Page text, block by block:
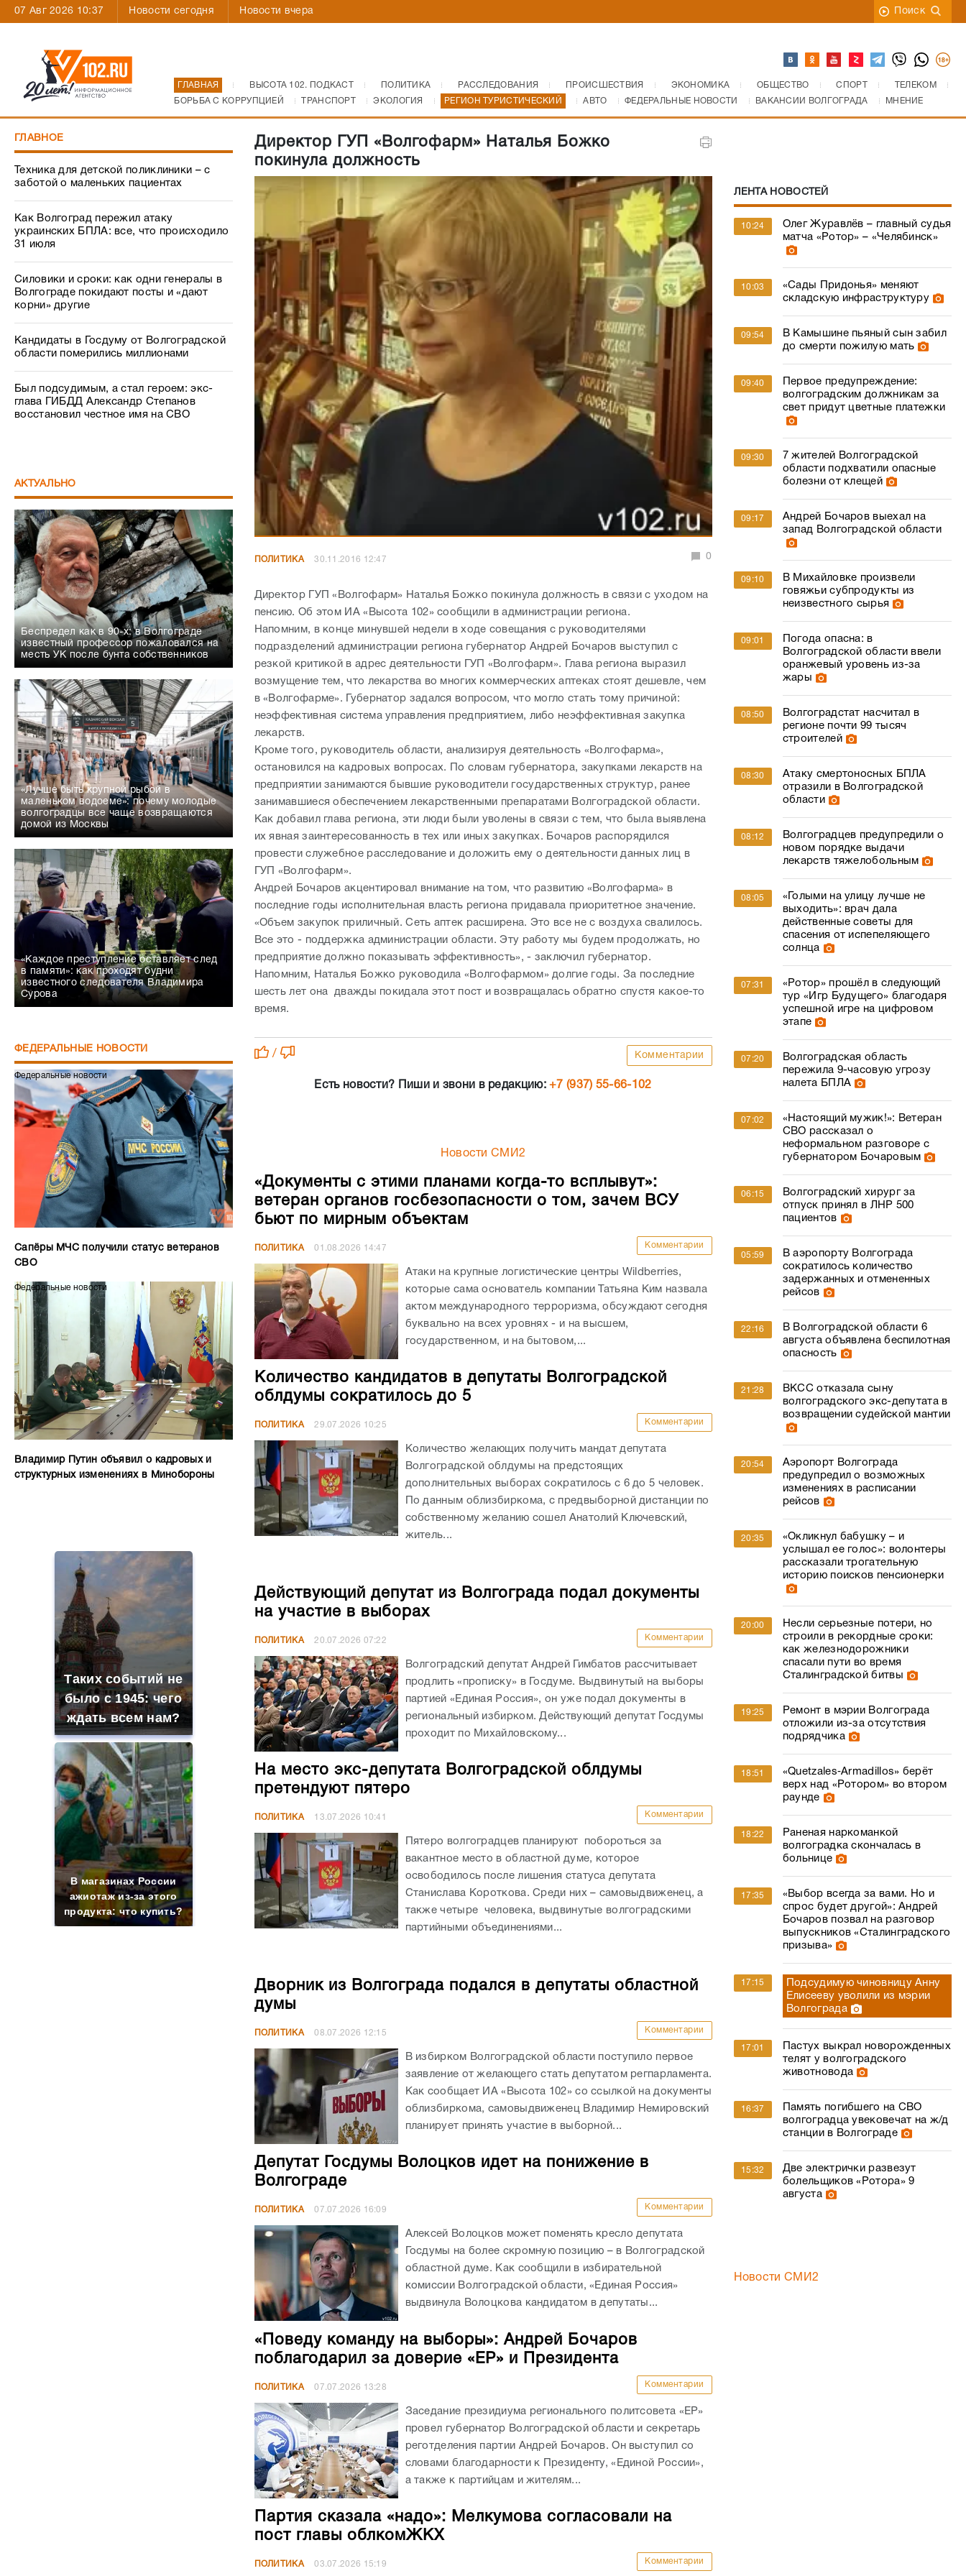
07 Авг 2026 10:37 Новости сегодня Новости вчера Поиск
ГЛАВНАЯ ВЫСОТА 102. ПОДКАСТ ПОЛИТИКА РАССЛЕДОВАНИЯ ПРОИСШЕСТВИЯ ЭКОНОМИКА ОБЩЕСТВО СПОРТ
ТЕЛЕКОМ
БОРЬБА С КОРРУПЦИЕЙ
ТРАНСПОРТ ЭКОЛОГИЯ РЕГИОН ТУРИСТИЧЕСКИЙ АВТО ФЕДЕРАЛЬНЫЕ НОВОСТИ ВАКАНСИИ ВОЛГОГРАДА МНЕНИЕ
ГЛАВНОЕ
Техника для детской поликлиники – с
заботой о маленьких пациентах
Как Волгоград пережил атаку
украинских БПЛА: все, что происходило
31 июля
Силовики и сроки: как одни генералы в
Волгограде покидают посты и «дают
корни» другие
Кандидаты в Госдуму от Волгоградской
области померились миллионами
Был подсудимым, а стал героем: экс-
глава ГИБДД Александр Степанов
восстановил честное имя на СВО
АКТУАЛЬНО
Беспредел как в 90-х: в Волгограде
известный профессор пожаловался на
месть УК после бунта собственников
«Лучше быть крупной рыбой в
маленьком водоеме»: почему молодые
волгоградцы все чаще возвращаются
домой из Москвы
«Каждое преступление оставляет след
в памяти»: как проходят будни
известного следователя Владимира
Сурова
ФЕДЕРАЛЬНЫЕ НОВОСТИ
Федеральные новости
Сапёры МЧС получили статус ветеранов
СВО
Федеральные новости
Владимир Путин объявил о кадровых и
структурных изменениях в Минобороны
Таких событий не
было с 1945: чего
ждать всем нам?
В магазинах России
ажиотаж из-за этого
продукта: что купить?
Директор ГУП «Волгофарм» Наталья Божко
покинула должность
ПОЛИТИКА 30.11.2016 12:47 0
Директор ГУП «Волгофарм» Наталья Божко покинула должность в связи с уходом на
пенсию. Об этом ИА «Высота 102» сообщили в администрации региона.
Напомним, в конце минувшей недели в ходе совещания с руководителями
подразделений администрации региона губернатор Андрей Бочаров выступил с
резкой критикой в адрес деятельности ГУП «Волгофарм». Глава региона выразил
возмущение тем, что лекарства во многих коммерческих аптеках стоят дешевле, чем
в «Волгофарме». Губернатор задался вопросом, что могло стать тому причиной:
неэффективная система управления предприятием, либо неэффективная закупка
лекарств.
Кроме того, руководитель области, анализируя деятельность «Волгофарма»,
остановился на кадровых вопросах. По словам губернатора, закупками лекарств на
предприятии занимаются бывшие руководители государственных структур, ранее
занимавшиеся обеспечением лекарственными препаратами Волгоградской области.
Как добавил глава региона, эти люди были уволены в связи с тем, что была выявлена
их явная заинтересованность в тех или иных закупках. Бочаров распорядился
провести служебное расследование и доложить ему о деятельности данных лиц в
ГУП «Волгофарм».
Андрей Бочаров акцентировал внимание на том, что развитию «Волгофарма» в
последние годы исполнительная власть региона придавала приоритетное значение.
«Объем закупок приличный. Сеть аптек расширена. Это все не с воздуха свалилось.
Все это - поддержка администрации области. Эту работу мы будем продолжать, но
предприятие должно показывать эффективность», - заключил губернатор.
Напомним, Наталья Божко руководила «Волгофармом» долгие годы. За последние
шесть лет она дважды покидала этот пост и возвращалась обратно спустя какое-то
время.
/ Комментарии
Есть новости? Пиши и звони в редакцию:+7 (937) 55-66-102
Новости СМИ2
«Документы с этими планами когда-то всплывут»:
ветеран органов госбезопасности о том, зачем ВСУ
бьют по мирным объектам
ПОЛИТИКА 01.08.2026 14:47 Комментарии
Атаки на крупные логистические центры Wildberries,
которые сама основатель компании Татьяна Ким назвала
актом международного терроризма, обсуждают сегодня
буквально на всех уровнях - и на высшем,
государственном, и на бытовом,...
Количество кандидатов в депутаты Волгоградской
облдумы сократилось до 5
ПОЛИТИКА 29.07.2026 10:25 Комментарии
Количество желающих получить мандат депутата
Волгоградской облдумы на предстоящих
дополнительных выборах сократилось с 6 до 5 человек.
По данным облизбиркома, с предвыборной дистанции по
собственному желанию сошел Анатолий Ключевский,
житель...
Действующий депутат из Волгограда подал документы
на участие в выборах
ПОЛИТИКА 20.07.2026 07:22 Комментарии
Волгоградский депутат Андрей Гимбатов рассчитывает
продлить «прописку» в Госдуме. Выдвинутый на выборы
партией «Единая Россия», он уже подал документы в
региональный избирком. Действующий депутат Госдумы
проходит по Михайловскому...
На место экс-депутата Волгоградской облдумы
претендуют пятеро
ПОЛИТИКА 13.07.2026 10:41 Комментарии
Пятеро волгоградцев планируют побороться за
вакантное место в областной думе, которое
освободилось после лишения статуса депутата
Станислава Короткова. Среди них – самовыдвиженец, а
также четыре человека, выдвинутые волгоградскими
партийными объединениями...
Дворник из Волгограда подался в депутаты областной
думы
ПОЛИТИКА 08.07.2026 12:15 Комментарии
В избирком Волгоградской области поступило первое
заявление от желающего стать депутатом регпарламента.
Как сообщает ИА «Высота 102» со ссылкой на документы
облизбиркома, самовыдвиженец Владимир Немировский
планирует принять участие в выборной...
Депутат Госдумы Волоцков идет на понижение в
Волгограде
ПОЛИТИКА 07.07.2026 16:09 Комментарии
Алексей Волоцков может поменять кресло депутата
Госдумы на более скромную позицию – в Волгоградской
областной думе. Как сообщили в избирательной
комиссии Волгоградской области, «Единая Россия»
выдвинула Волоцкова кандидатом в депутаты...
«Поведу команду на выборы»: Андрей Бочаров
поблагодарил за доверие «ЕР» и Президента
ПОЛИТИКА 07.07.2026 13:28 Комментарии
Заседание президиума регионального политсовета «ЕР»
провел губернатор Волгоградской области и секретарь
реготделения партии Андрей Бочаров. Он выступил со
словами благодарности к Президенту, «Единой России»,
а также к партийцам и жителям...
Партия сказала «надо»: Мелкумова согласовали на
пост главы облкомЖКХ
ПОЛИТИКА 03.07.2026 15:19 Комментарии
ЛЕНТА НОВОСТЕЙ
10:24
Олег Журавлёв – главный судья
матча «Ротор» – «Челябинск»
10:03
«Сады Придонья» меняют
складскую инфраструктуру
09:54
В Камышине пьяный сын забил
до смерти пожилую мать
09:40
Первое предупреждение:
волгоградским должникам за
свет придут цветные платежки
09:30
7 жителей Волгоградской
области подхватили опасные
болезни от клещей
09:17
Андрей Бочаров выехал на
запад Волгоградской области
09:10
В Михайловке произвели
говяжьи субпродукты из
неизвестного сырья
09:01
Погода опасна: в
Волгоградской области ввели
оранжевый уровень из-за
жары
08:50
Волгоградстат насчитал в
регионе почти 99 тысяч
строителей
08:30
Атаку смертоносных БПЛА
отразили в Волгоградской
области
08:12
Волгоградцев предупредили о
новом порядке выдачи
лекарств тяжелобольным
08:05
«Голыми на улицу лучше не
выходить»: врач дала
действенные советы для
спасения от испепеляющего
солнца
07:31
«Ротор» прошёл в следующий
тур «Игр Будущего» благодаря
успешной игре на цифровом
этапе
07:20
Волгоградская область
пережила 9-часовую угрозу
налета БПЛА
07:02
«Настоящий мужик!»: Ветеран
СВО рассказал о
неформальном разговоре с
губернатором Бочаровым
06:15
Волгоградский хирург за
отпуск принял в ЛНР 500
пациентов
05:59
В аэропорту Волгограда
сократилось количество
задержанных и отмененных
рейсов
22:16
В Волгоградской области 6
августа объявлена беспилотная
опасность
21:28
ВКСС отказала сыну
волгоградского экс-депутата в
возвращении судейской мантии
20:54
Аэропорт Волгограда
предупредил о возможных
изменениях в расписании
рейсов
20:35
«Окликнул бабушку – и
услышал ее голос»: волонтеры
рассказали трогательную
историю поисков пенсионерки
20:00
Несли серьезные потери, но
строили в рекордные сроки:
как железнодорожники
спасали пути во время
Сталинградской битвы
19:25
Ремонт в мэрии Волгограда
отложили из-за отсутствия
подрядчика
18:51
«Quetzales‑Armadillos» берёт
верх над «Ротором» во втором
раунде
18:22
Раненая наркоманкой
волгоградка скончалась в
больнице
17:35
«Выбор всегда за вами. Но и
спрос будет другой»: Андрей
Бочаров позвал на разговор
выпускников «Сталинградского
призыва»
17:15
Подсудимую чиновницу Анну
Елисееву уволили из мэрии
Волгограда
17:01
Пастух выкрал новорожденных
телят у волгоградского
животновода
16:37
Память погибшего на СВО
волгоградца увековечат на ж/д
станции в Волгограде
15:32
Две электрички развезут
болельщиков «Ротора» 9
августа
Новости СМИ2